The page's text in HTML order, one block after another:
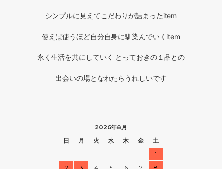
シンプルに見えてこだわりが詰まったitem
使えば使うほど自分自身に馴染んでいくitem
永く生活を共にしていく とっておきの１品との
出会いの場となれたらうれしいです
2026年8月
日
月 火 水 木 金
土
1
2
3 4 5 6 7
8